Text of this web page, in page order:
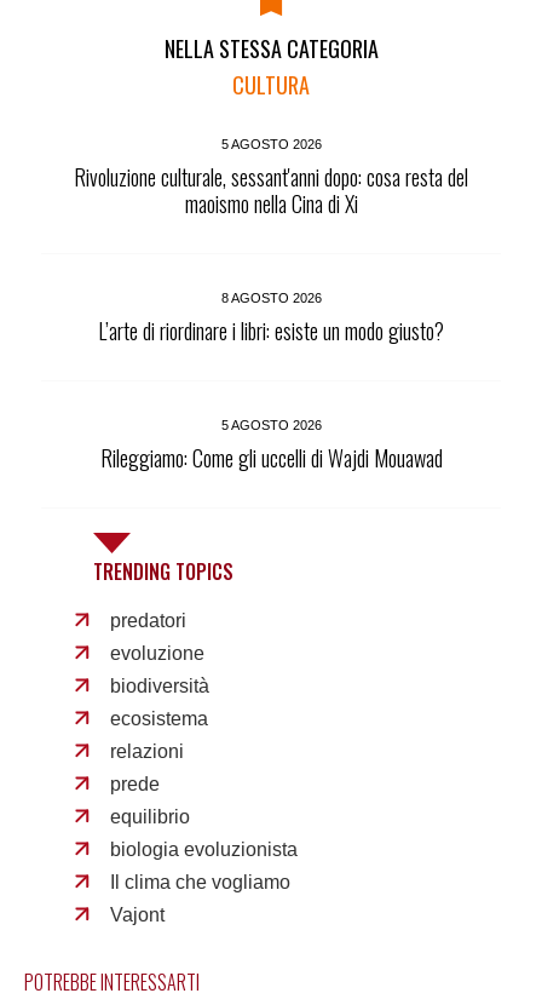
NELLA STESSA CATEGORIA
CULTURA
5 AGOSTO 2026
Rivoluzione culturale, sessant'anni dopo: cosa resta del
maoismo nella Cina di Xi
8 AGOSTO 2026
L’arte di riordinare i libri: esiste un modo giusto?
5 AGOSTO 2026
Rileggiamo: Come gli uccelli di Wajdi Mouawad
TRENDING TOPICS
predatori
evoluzione
biodiversità
ecosistema
relazioni
prede
equilibrio
biologia evoluzionista
Il clima che vogliamo
Vajont
POTREBBE INTERESSARTI